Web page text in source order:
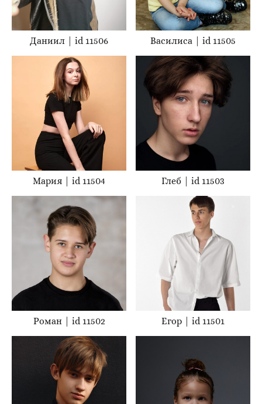
Даниил | id 11506 Василиса | id 11505
Мария | id 11504 Глеб | id 11503
Роман | id 11502 Егор | id 11501